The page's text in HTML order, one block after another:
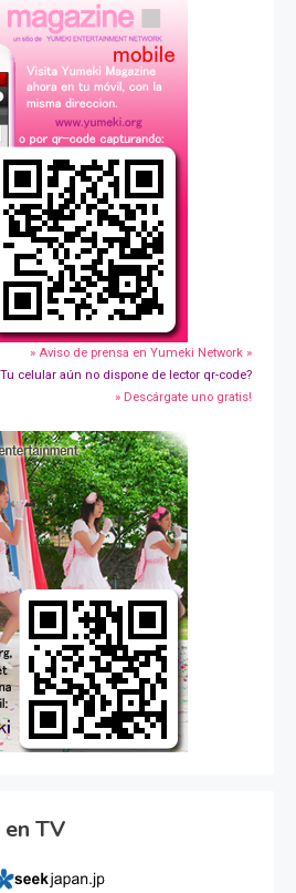
» Aviso de prensa en Yumeki Network »
celular aún no dispone de lector qr-code?
» Descárgate uno gratis!
TV